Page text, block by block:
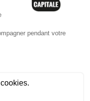
-CGV-Politique de